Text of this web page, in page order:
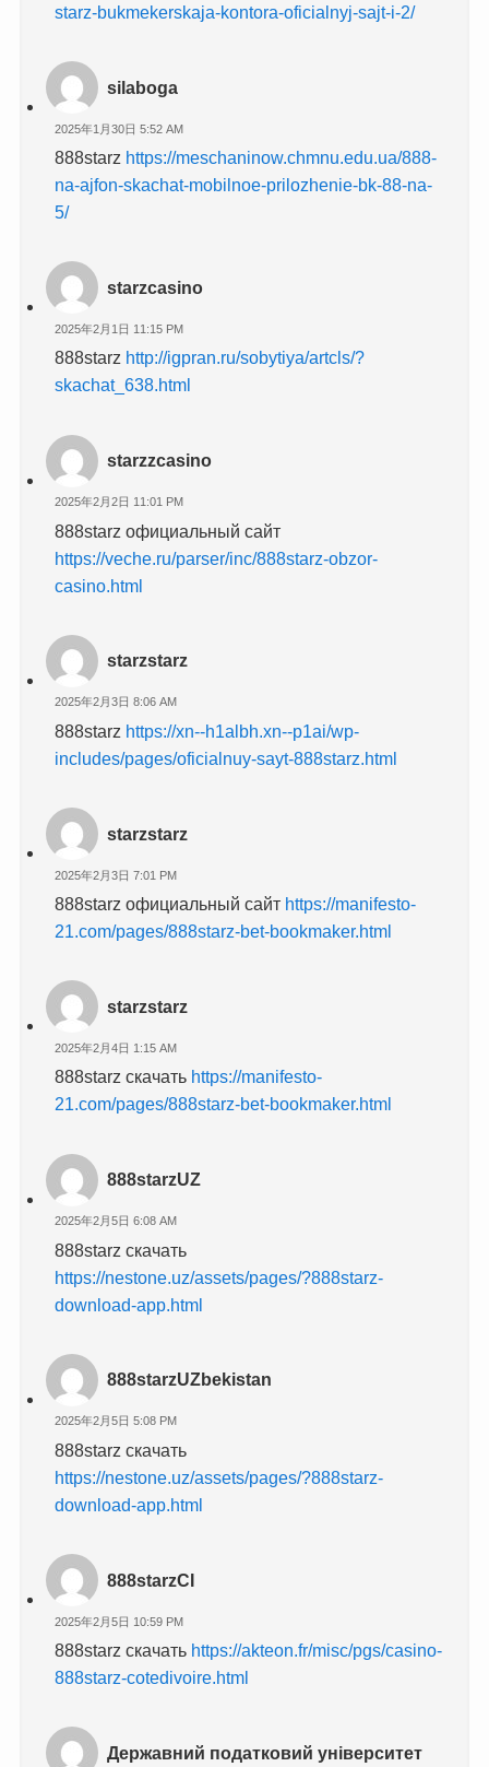
starz-bukmekerskaja-kontora-oficialnyj-sajt-i-2/
silaboga
2025年1月30日 5:52 AM
888starz https://meschaninow.chmnu.edu.ua/888-
na-ajfon-skachat-mobilnoe-prilozhenie-bk-88-na-
5/
starzcasino
2025年2月1日 11:15 PM
888starz http://igpran.ru/sobytiya/artcls/?
skachat_638.html
starzzcasino
2025年2月2日 11:01 PM
888starz официальный сайт
https://veche.ru/parser/inc/888starz-obzor-
casino.html
starzstarz
2025年2月3日 8:06 AM
888starz https://xn--h1albh.xn--p1ai/wp-
includes/pages/oficialnuy-sayt-888starz.html
starzstarz
2025年2月3日 7:01 PM
888starz официальный сайт https://manifesto-
21.com/pages/888starz-bet-bookmaker.html
starzstarz
2025年2月4日 1:15 AM
888starz скачать https://manifesto-
21.com/pages/888starz-bet-bookmaker.html
888starzUZ
2025年2月5日 6:08 AM
888starz скачать
https://nestone.uz/assets/pages/?888starz-
download-app.html
888starzUZbekistan
2025年2月5日 5:08 PM
888starz скачать
https://nestone.uz/assets/pages/?888starz-
download-app.html
888starzCI
2025年2月5日 10:59 PM
888starz скачать https://akteon.fr/misc/pgs/casino-
888starz-cotedivoire.html
Державний податковий університет